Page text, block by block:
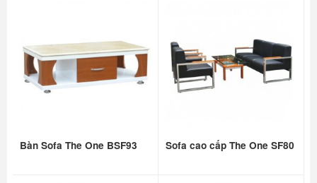
Bàn Sofa The One BSF93 Sofa cao cấp The One SF80